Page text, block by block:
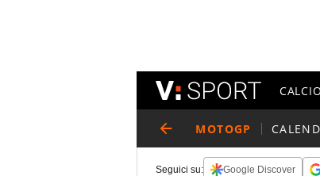
CALCIO
MOTOGP
Seguici su: Google Discover